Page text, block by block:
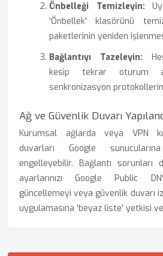
Önbelleği Temizleyin:
'Önbellek' klasörünü
paketlerinin yeniden
Bağlantıyı Tazeleyin:
kesip tekrar oturum
senkronizasyon protokollerini
Ağ ve Güvenlik Duvarı
Kurumsal ağlarda veya VPN
duvarları Google
engelleyebilir. Bağlantı sorunları
ayarlarınızı Google Public
güncellemeyi veya güvenlik duvarı
uygulamasına 'beyaz liste' yetkisi